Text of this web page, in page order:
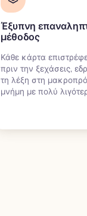
Έξυπνη
μέθοδος
Κάθε κάρτα
πριν την ξεχάσεις,
τη λέξη στη
μνήμη με πολύ